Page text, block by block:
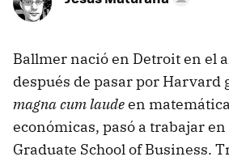
Ballmer nació en Detroit en el
después de pasar por Harvard
magna cum laudeen
económicas, pasó a trabajar
Graduate School of Business.